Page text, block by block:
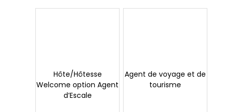
Hôte/Hôtesse
Welcome option Agent
d’Escale
Agent de voyage et de
tourisme